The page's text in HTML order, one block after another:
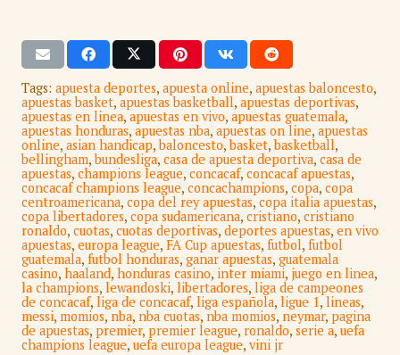
Tags: apuesta deportes, apuesta online, apuestas baloncesto,
apuestas basket, apuestas basketball, apuestas deportivas,
apuestas en linea, apuestas en vivo, apuestas guatemala,
apuestas honduras, apuestas nba, apuestas on line, apuestas
online, asian handicap,baloncesto,basket,basketball,
bellingham,bundesliga, casa de apuesta deportiva, casa de
apuestas, champions league, concacaf, concacaf apuestas,
concacaf champions league, concachampions, copa, copa
centroamericana, copa del rey apuestas, copa italia apuestas,
copa libertadores, copa sudamericana, cristiano, cristiano
ronaldo, cuotas, cuotas deportivas, deportes apuestas, en vivo
apuestas, europa league, FA Cup apuestas, futbol, futbol
guatemala, futbol honduras, ganar apuestas, guatemala
casino, haaland, honduras casino, inter miami, juego en linea,
la champions, lewandoski, libertadores, liga de campeones
de concacaf, liga de concacaf, liga española, ligue 1, lineas,
messi, momios, nba, nba cuotas, nba momios, neymar, pagina
de apuestas, premier, premier league, ronaldo, serie a, uefa
champions league, uefa europa league, vini jr